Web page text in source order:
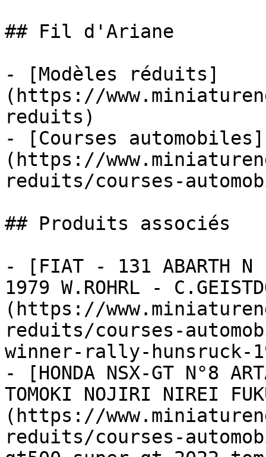
## Fil d'Ariane
- [Modèles réduits]
(https://
reduits)
- [Courses automobiles]
(https://
reduits/courses-
## Produits associés
- [FIAT - 131 ABARTH N 1
1979 W.ROHRL -
(https://
reduits/courses-
winner-rally-hunsruck-
- [HONDA NSX-GT N°8
TOMOKI NOJIRI NIREI
(https://
reduits/courses-